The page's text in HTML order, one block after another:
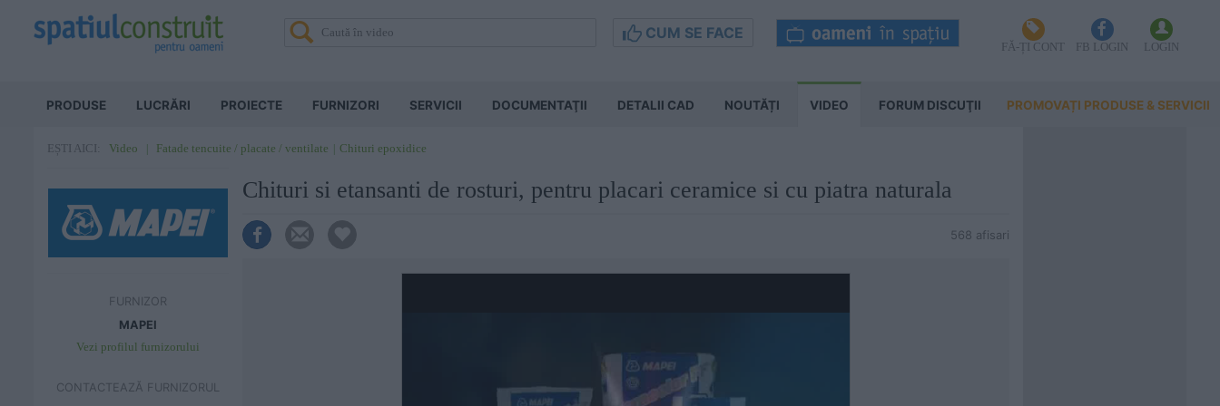
CUM SE FACE
FĂ-ȚI CONT FB LOGIN LOGIN
PRODUSE LUCRĂRI PROIECTE FURNIZORI SERVICII DOCUMENTAŢII DETALII CAD NOUTĂȚI VIDEO FORUM DISCUŢII PROMOVAȚI PRODUSE & SERVICII
EȘTI AICI: Video Fatade tencuite / placate / ventilate Chituri epoxidice
FURNIZOR
MAPEI
Vezi profilul furnizorului
CONTACTEAZĂ FURNIZORUL
Chituri si etansanti de rosturi, pentru placari ceramice si cu piatra naturala
568 afisari